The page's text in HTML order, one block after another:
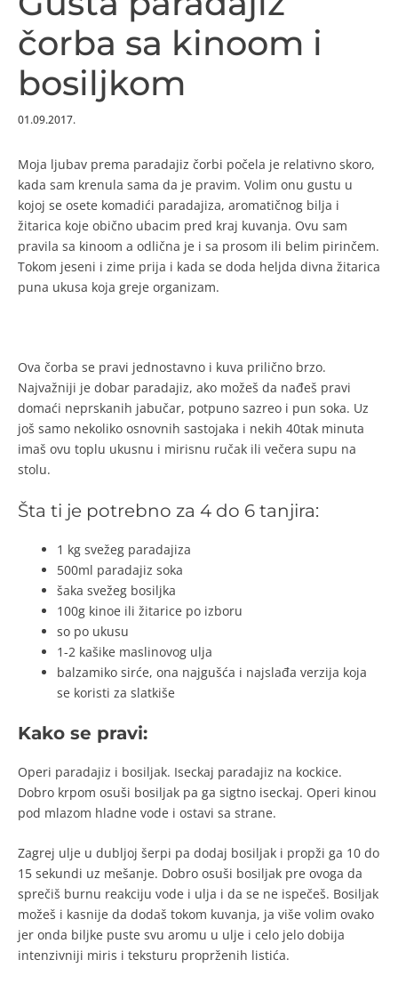
čorba sa kinoom i
bosiljkom
01.09.2017.
Moja ljubav prema paradajiz čorbi počela je relativno skoro,
kada sam krenula sama da je pravim. Volim onu gustu u
kojoj se osete komadići paradajiza, aromatičnog bilja i
žitarica koje obično ubacim pred kraj kuvanja. Ovu sam
pravila sa kinoom a odlična je i sa prosom ili belim pirinčem.
Tokom jeseni i zime prija i kada se doda heljda divna žitarica
puna ukusa koja greje organizam.
Ova čorba se pravi jednostavno i kuva prilično brzo.
Najvažniji je dobar paradajiz, ako možeš da nađeš pravi
domaći neprskanih jabučar, potpuno sazreo i pun soka. Uz
još samo nekoliko osnovnih sastojaka i nekih 40tak minuta
imaš ovu toplu ukusnu i mirisnu ručak ili večera supu na
stolu.
Šta ti je potrebno za 4 do 6 tanjira:
1 kg svežeg paradajiza
500ml paradajiz soka
šaka svežeg bosiljka
100g kinoe ili žitarice po izboru
so po ukusu
1-2 kašike maslinovog ulja
balzamiko sirće, ona najgušća i najslađa verzija koja
se koristi za slatkiše
Kako se pravi:
Operi paradajiz i bosiljak. Iseckaj paradajiz na kockice.
Dobro krpom osuši bosiljak pa ga sigtno iseckaj. Operi kinou
pod mlazom hladne vode i ostavi sa strane.
Zagrej ulje u dubljoj šerpi pa dodaj bosiljak i propži ga 10 do
15 sekundi uz mešanje. Dobro osuši bosiljak pre ovoga da
sprečiš burnu reakciju vode i ulja i da se ne ispečeš. Bosiljak
možeš i kasnije da dodaš tokom kuvanja, ja više volim ovako
jer onda biljke puste svu aromu u ulje i celo jelo dobija
intenzivniji miris i teksturu proprženih listića.